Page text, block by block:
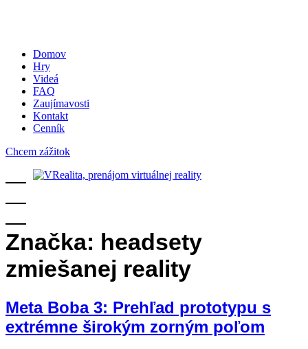
Domov
Hry
Videá
FAQ
Zaujímavosti
Kontakt
Cenník
Chcem zážitok
Značka: headsety
zmiešanej reality
Meta Boba 3: Prehľad prototypu s
extrémne širokým zorným poľom